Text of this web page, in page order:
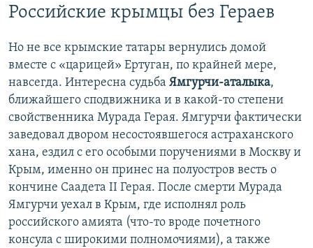
Российские крымцы без Гераев
Но не все крымские татары вернулись домой
вместе с «царицей» Ертуган, по крайней мере,
навсегда. Интересна судьба Ямгурчи-аталыка,
ближайшего сподвижника и в какой-то степени
свойственника Мурада Герая. Ямгурчи фактически
заведовал двором несостоявшегося астраханского
хана, ездил с его особыми поручениями в Москву и
Крым, именно он принес на полуостров весть о
кончине Саадета ІІ Герая. После смерти Мурада
Ямгурчи уехал в Крым, где исполнял роль
российского амията (что-то вроде почетного
консула с широкими полномочиями), а также